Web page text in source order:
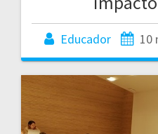
Educador 10